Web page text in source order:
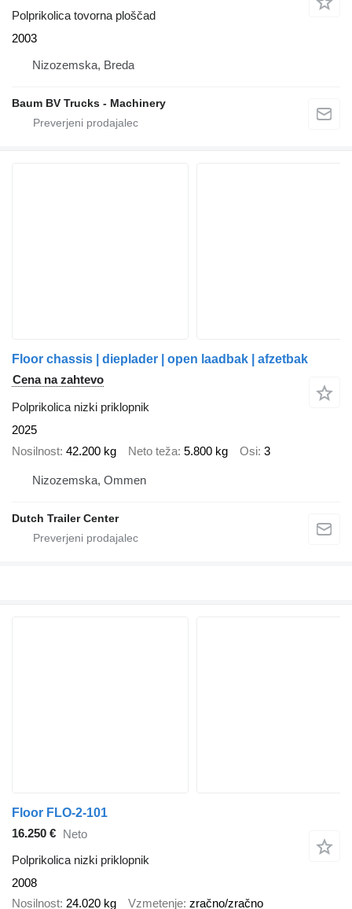
Polprikolica tovorna ploščad
2003
Nizozemska, Breda
Baum BV Trucks - Machinery
Floor chassis | dieplader | open laadbak | afzetbak
Cena na zahtevo
Polprikolica nizki priklopnik
2025
Nosilnost 42.200 kg Neto teža 5.800 kg Osi 3
Nizozemska, Ommen
Dutch Trailer Center
Floor FLO-2-101
16.250 € Neto
Polprikolica nizki priklopnik
2008
Nosilnost 24.020 kg Vzmetenje zračno/zračno